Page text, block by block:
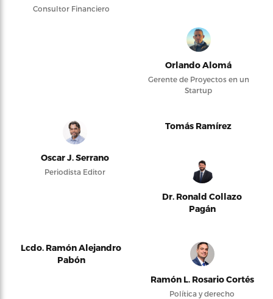
Consultor Financiero
Orlando Alomá
Gerente de Proyectos en un
Startup
Oscar J. Serrano
Periodista Editor
Tomás Ramírez
Dr. Ronald Collazo
Pagán
Lcdo. Ramón Alejandro
Pabón
Ramón L. Rosario Cortés
Política y derecho